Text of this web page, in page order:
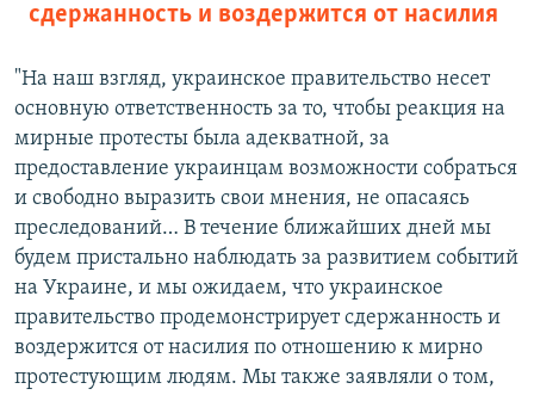
сдержанность и воздержится от насилия
"На наш взгляд, украинское правительство несет
основную ответственность за то, чтобы реакция на
мирные протесты была адекватной, за
предоставление украинцам возможности собраться
и свободно выразить свои мнения, не опасаясь
преследований… В течение ближайших дней мы
будем пристально наблюдать за развитием событий
на Украине, и мы ожидаем, что украинское
правительство продемонстрирует сдержанность и
воздержится от насилия по отношению к мирно
протестующим людям. Мы также заявляли о том,